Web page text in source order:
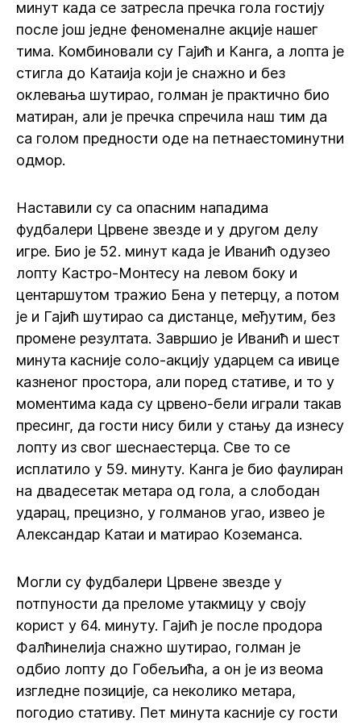
минут када се затресла пречка гола гостију
после још једне феноменалне акције нашег
тима. Комбиновали су Гајић и Канга, а лопта је
стигла до Катаија који је снажно и без
оклевања шутирао, голман је практично био
матиран, али је пречка спречила наш тим да
са голом предности оде на петнаестоминутни
одмор.
Наставили су са опасним нападима
фудбалери Црвене звезде и у другом делу
игре. Био је 52. минут када је Иванић одузео
лопту Кастро-Монтесу на левом боку и
центаршутом тражио Бена у петерцу, а потом
је и Гајић шутирао са дистанце, међутим, без
промене резултата. Завршио је Иванић и шест
минута касније соло-акцију ударцем са ивице
казненог простора, али поред стативе, и то у
моментима када су црвено-бели играли такав
пресинг, да гости нису били у стању да изнесу
лопту из свог шеснаестерца. Све то се
исплатило у 59. минуту. Канга је био фаулиран
на двадесетак метара од гола, а слободан
ударац, прецизно, у голманов угао, извео је
Александар Катаи и матирао Коземанса.
Могли су фудбалери Црвене звезде у
потпуности да преломе утакмицу у своју
корист у 64. минуту. Гајић је после продора
Фалћинелија снажно шутирао, голман је
одбио лопту до Гобељића, а он је из веома
изгледне позиције, са неколико метара,
погодио стативу. Пет минута касније су гости